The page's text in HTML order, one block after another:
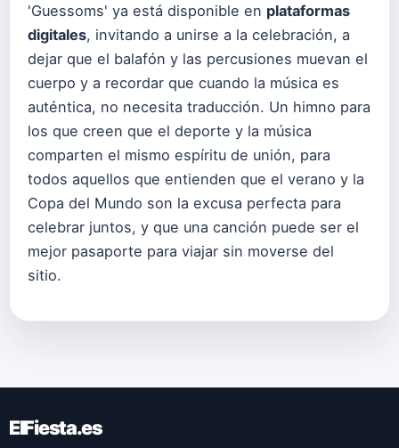
'Guessoms' ya está disponible en plataformas
digitales, invitando a unirse a la celebración, a
dejar que el balafón y las percusiones muevan el
cuerpo y a recordar que cuando la música es
auténtica, no necesita traducción. Un himno para
los que creen que el deporte y la música
comparten el mismo espíritu de unión, para
todos aquellos que entienden que el verano y la
Copa del Mundo son la excusa perfecta para
celebrar juntos, y que una canción puede ser el
mejor pasaporte para viajar sin moverse del
sitio.
ElFiesta.es